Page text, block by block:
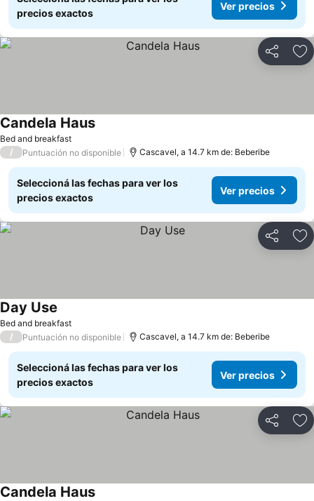
precios exactos
Ver precios
Compartir
Bed and breakfast
Candela Haus
/ Puntuación no disponible Cascavel, a 14.7 km de: Beberibe
Seleccioná las fechas para ver los
precios exactos
Ver precios
Compartir
Bed and breakfast
Day Use
/ Puntuación no disponible Cascavel, a 14.7 km de: Beberibe
Seleccioná las fechas para ver los
precios exactos
Ver precios
Compartir
Candela Haus